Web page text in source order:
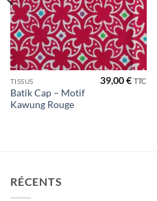
TISSUS
Batik Cap – Motif
Kawung Rouge
39,00€ TTC
RÉCENTS